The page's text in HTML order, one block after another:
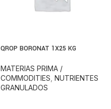
QROP BORONAT 1X25 KG
MATERIAS PRIMA /
COMMODITIES NUTRIENTES
GRANULADOS